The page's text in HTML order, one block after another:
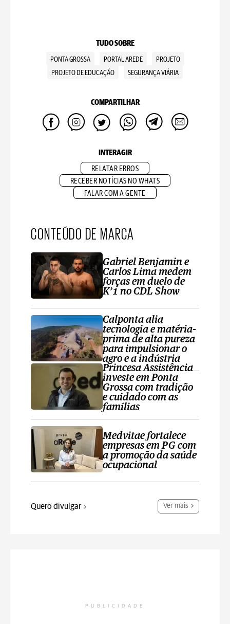
TUDO SOBRE
PONTA GROSSA PORTAL AREDE
PROJETO
PROJETO DE EDUCAÇÃO
SEGURANÇA VIÁRIA
COMPARTILHAR
INTERAGIR
RELATAR ERROS
RECEBER NOTÍCIAS NO WHATS
FALAR COM A GENTE
CONTEÚDO DE MARCA
Gabriel Benjamin e
Carlos Lima medem
forças em duelo de
K’1 no CDL Show
Calponta alia
tecnologia e matéria-
prima de alta pureza
para impulsionar o
agro e a indústria
Princesa Assistência
investe em Ponta
Grossa com tradição
e cuidado com as
famílias
Medvitae fortalece
empresas em PG com
a promoção da saúde
ocupacional
Quero divulgar Ver mais
PUBLICIDADE